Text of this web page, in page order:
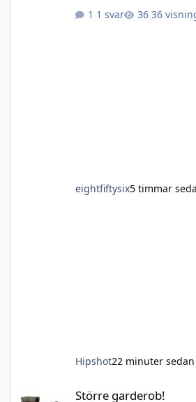
ut på jakter i vinter då
1 svar 36
eightfiftysix5 timmar
Hipshot22 minuter sedan
Större garderob!